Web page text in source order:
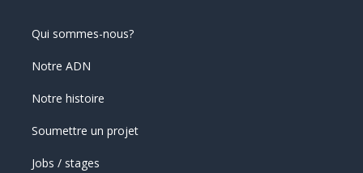
Qui sommes-nous?
Notre ADN
Notre histoire
Soumettre un projet
Jobs / stages